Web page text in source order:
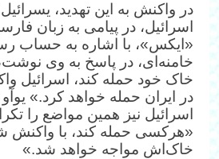
در واکنش به این تهدید،
اسرائیل، در پیامی به زبان
«ایکس»، با اشاره به حساب
خامنه‌ای، در پاسخ به وی نوشت،
خاک خود حمله کند، اسرائیل
در ایران حمله خواهد کرد.» یوآو
اسرائیل نیز همین مواضع را
«هرکسی حمله کند، با واکنش
خاک‌اش مواجه خواهد شد.»